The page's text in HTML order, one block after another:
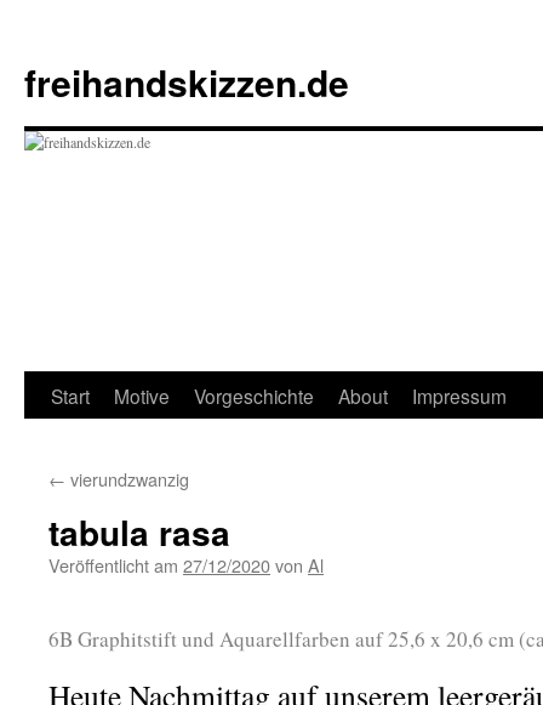
springen
freihandskizzen.de
Start Motive Vorgeschichte About Impressum
← vierundzwanzig
tabula rasa
Veröffentlicht am 27/12/2020von Al
6B Graphitstift und Aquarellfarben auf 25,6 x 20,6 cm
Heute Nachmittag auf unserem